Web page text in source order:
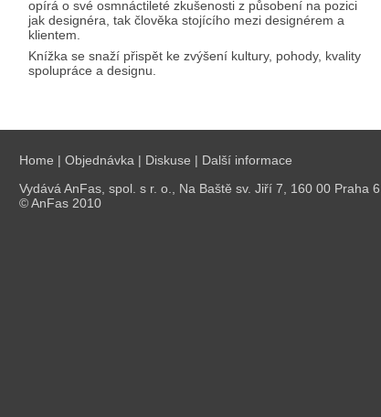
opírá o své osmnáctileté zkušenosti z působení na pozici
jak designéra, tak člověka stojícího mezi designérem a
klientem.
Knížka se snaží přispět ke zvýšení kultury, pohody, kvality
spolupráce a designu.
Home | Objednávka | Diskuse | Další informace
Vydává AnFas, spol. s r. o., Na Baště sv. Jiří 7, 160 00 Praha 6,
© AnFas 2010